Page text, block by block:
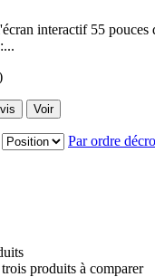
interactif 55 pouces
Voir
Par ordre
produits à comparer